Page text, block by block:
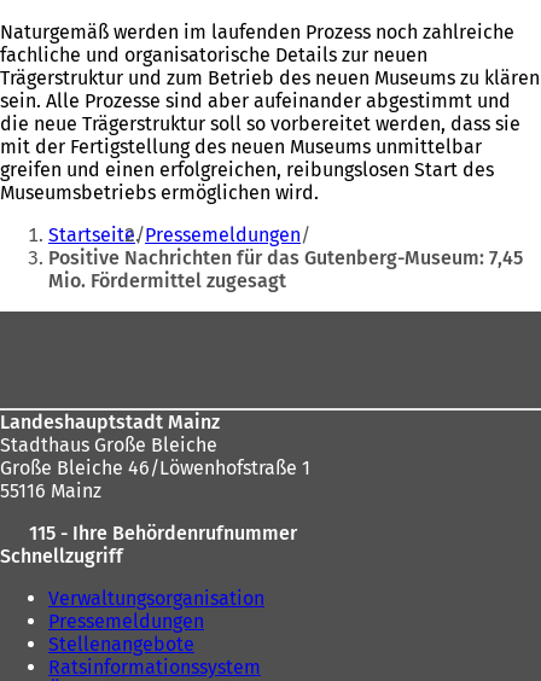
Naturgemäß werden im laufenden Prozess noch zahlreiche
fachliche und organisatorische Details zur neuen
Trägerstruktur und zum Betrieb des neuen Museums zu klären
sein. Alle Prozesse sind aber aufeinander abgestimmt und
die neue Trägerstruktur soll so vorbereitet werden, dass sie
mit der Fertigstellung des neuen Museums unmittelbar
greifen und einen erfolgreichen, reibungslosen Start des
Museumsbetriebs ermöglichen wird.
Sie
befinden
sich
hier:
Startseite Pressemeldungen
Positive Nachrichten für das Gutenberg-Museum: 7,45
Mio. Fördermittel zugesagt
Landeshauptstadt Mainz
Stadthaus Große Bleiche
Große Bleiche 46/Löwenhofstraße 1
55116 Mainz
115 - Ihre Behördenrufnummer
Schnellzugriff
Verwaltungsorganisation
Pressemeldungen
Stellenangebote
Ratsinformationssystem